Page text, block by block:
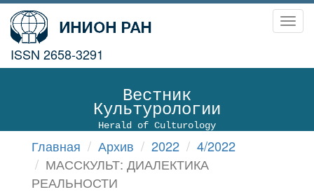
ISSN 2658-3291
Вестник
Культурологии
Herald of Culturology
Главная Архив 2022
4/2022
МАССКУЛЬТ: ДИАЛЕКТИКА
РЕАЛЬНОСТИ